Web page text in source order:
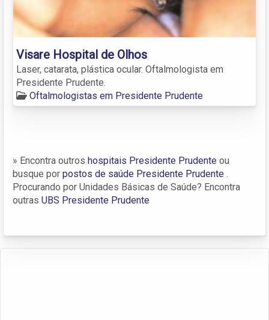
Visare Hospital de Olhos
Laser, catarata, plástica ocular. Oftalmologista em
Presidente Prudente.
Oftalmologistas em Presidente Prudente
» Encontra outros hospitais Presidente Prudente ou
busque por postos de saúde Presidente Prudente .
Procurando por Unidades Básicas de Saúde? Encontra
outras UBS Presidente Prudente